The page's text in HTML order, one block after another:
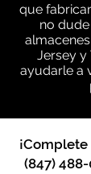
que
no
Jersey y
ayudarle a
(847)